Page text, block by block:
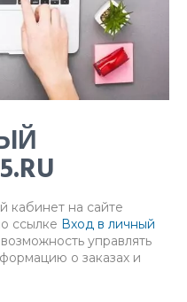
кабинет на сайте
ссылке Вход в личный
управлять
о заказах и